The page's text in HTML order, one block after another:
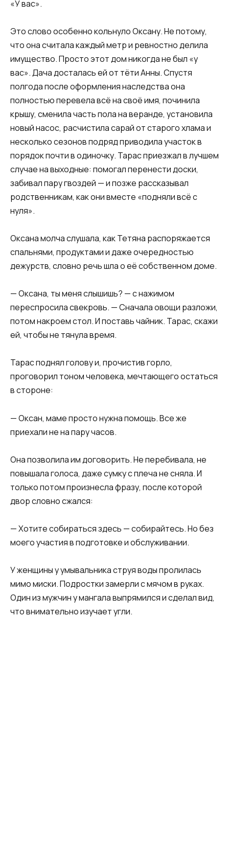
«У вас».
Это слово особенно кольнуло Оксану. Не потому,
что она считала каждый метр и ревностно делила
имущество. Просто этот дом никогда не был «у
вас». Дача досталась ей от тёти Анны. Спустя
полгода после оформления наследства она
полностью перевела всё на своё имя, починила
крышу, сменила часть пола на веранде, установила
новый насос, расчистила сарай от старого хлама и
несколько сезонов подряд приводила участок в
порядок почти в одиночку. Тарас приезжал в лучшем
случае на выходные: помогал перенести доски,
забивал пару гвоздей — и позже рассказывал
родственникам, как они вместе «подняли всё с
нуля».
Оксана молча слушала, как Тетяна распоряжается
спальнями, продуктами и даже очередностью
дежурств, словно речь шла о её собственном доме.
— Оксана, ты меня слышишь? — с нажимом
переспросила свекровь. — Сначала овощи разложи,
потом накроем стол. И поставь чайник. Тарас, скажи
ей, чтобы не тянула время.
Тарас поднял голову и, прочистив горло,
проговорил тоном человека, мечтающего остаться
в стороне:
— Оксан, маме просто нужна помощь. Все же
приехали не на пару часов.
Она позволила им договорить. Не перебивала, не
повышала голоса, даже сумку с плеча не сняла. И
только потом произнесла фразу, после которой
двор словно сжался:
— Хотите собираться здесь — собирайтесь. Но без
моего участия в подготовке и обслуживании.
У женщины у умывальника струя воды пролилась
мимо миски. Подростки замерли с мячом в руках.
Один из мужчин у мангала выпрямился и сделал вид,
что внимательно изучает угли.